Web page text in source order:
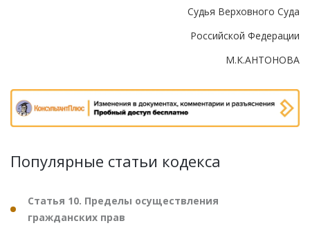
Судья Верховного Суда
Российской Федерации
М.К.АНТОНОВА
Популярные статьи кодекса
Статья 10. Пределы осуществления
гражданских прав